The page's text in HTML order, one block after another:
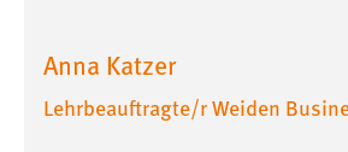
Anna Katzer
Lehrbeauftragte/r Weiden
Sprachpräferenz